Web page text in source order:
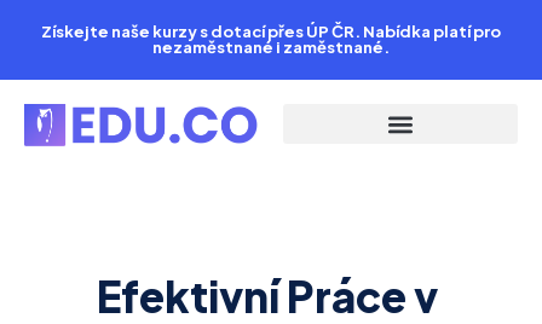
obsah
Získejte naše kurzy s dotací přes ÚP ČR. Nabídka platí pro
nezaměstnané i zaměstnané.
Efektivní Práce v